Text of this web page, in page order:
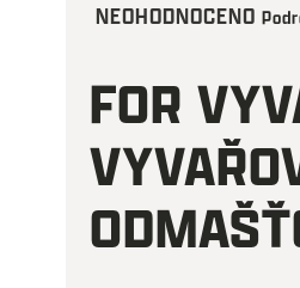
Průměrné
je
0,0
z
5
NEOHODNOCENO
FOR